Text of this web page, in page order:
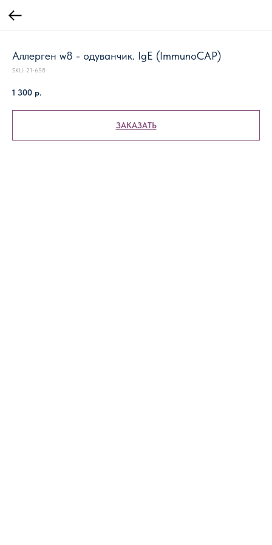
Аллерген w8 - одуванчик. IgE (ImmunoCAP)
SKU: 21-658
1 300 р.
ЗАКАЗАТЬ